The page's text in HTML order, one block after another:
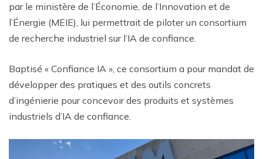
par le ministère de l’Économie, de l’Innovation et de
l’Énergie (MEIE), lui permettrait de piloter un consortium
de recherche industriel sur l’IA de confiance.
Baptisé « Confiance IA », ce consortium a pour mandat de
développer des pratiques et des outils concrets
d’ingénierie pour concevoir des produits et systèmes
industriels d’IA de confiance.